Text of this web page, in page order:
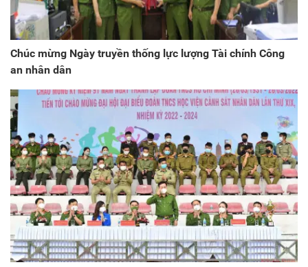
Chúc mừng Ngày truyền thống lực lượng Tài chính Công
an nhân dân